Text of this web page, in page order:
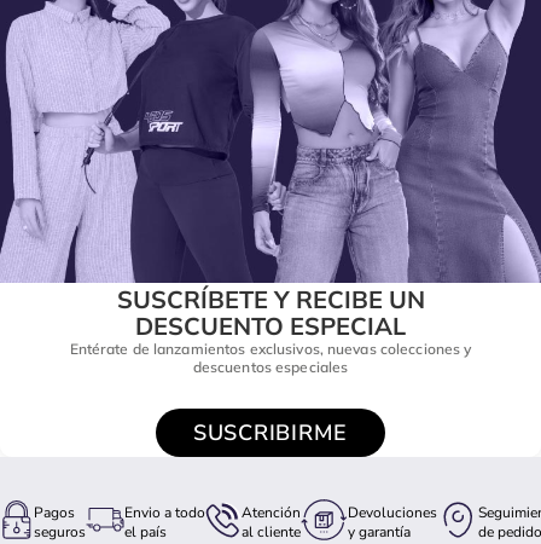
SUSCRÍBETE Y RECIBE UN
DESCUENTO ESPECIAL
Entérate de lanzamientos exclusivos, nuevas colecciones y
descuentos especiales
SUSCRIBIRME
Pagos
seguros
Envio a todo
el país
Atención
al cliente
Devoluciones
y garantía
de pedido